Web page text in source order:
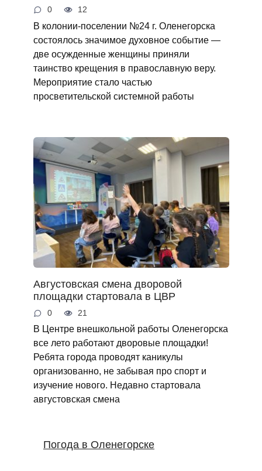
0 12
В колонии-поселении №24 г. Оленегорска
состоялось значимое духовное событие —
две осужденные женщины приняли
таинство крещения в православную веру.
Мероприятие стало частью
просветительской системной работы
Августовская смена дворовой
площадки стартовала в ЦВР
0 21
В Центре внешкольной работы Оленегорска
все лето работают дворовые площадки!
Ребята города проводят каникулы
организованно, не забывая про спорт и
изучение нового. Недавно стартовала
августовская смена
Погода в Оленегорске